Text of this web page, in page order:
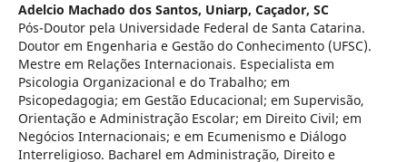
Adelcio Machado dos Santos, Uniarp, Caçador, SC
Pós-Doutor pela Universidade Federal de Santa Catarina.
Doutor em Engenharia e Gestão do Conhecimento (UFSC).
Mestre em Relações Internacionais. Especialista em
Psicologia Organizacional e do Trabalho; em
Psicopedagogia; em Gestão Educacional; em Supervisão,
Orientação e Administração Escolar; em Direito Civil; em
Negócios Internacionais; e em Ecumenismo e Diálogo
Interreligioso. Bacharel em Administração, Direito e